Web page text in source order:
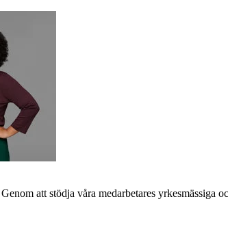
att stödja våra medarbetares